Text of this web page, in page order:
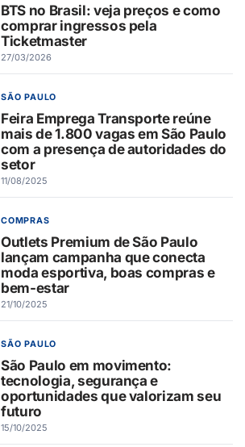
BTS no Brasil: veja preços e como
comprar ingressos pela
Ticketmaster
27/03/2026
SÃO PAULO
Feira Emprega Transporte reúne
mais de 1.800 vagas em São Paulo
com a presença de autoridades do
setor
11/08/2025
COMPRAS
Outlets Premium de São Paulo
lançam campanha que conecta
moda esportiva, boas compras e
bem-estar
21/10/2025
SÃO PAULO
São Paulo em movimento:
tecnologia, segurança e
oportunidades que valorizam seu
futuro
15/10/2025